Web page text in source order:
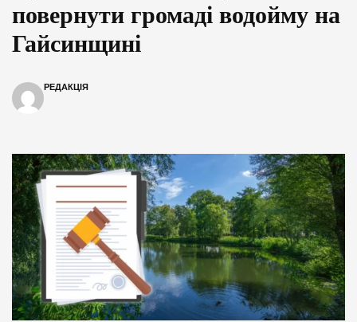
повернути громаді водойму на
Гайсинщині
РЕДАКЦІЯ